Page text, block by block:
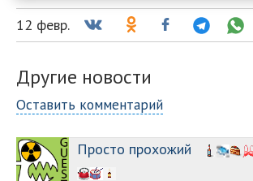
12 февр.
Другие новости
Оставить комментарий
Просто прохожий